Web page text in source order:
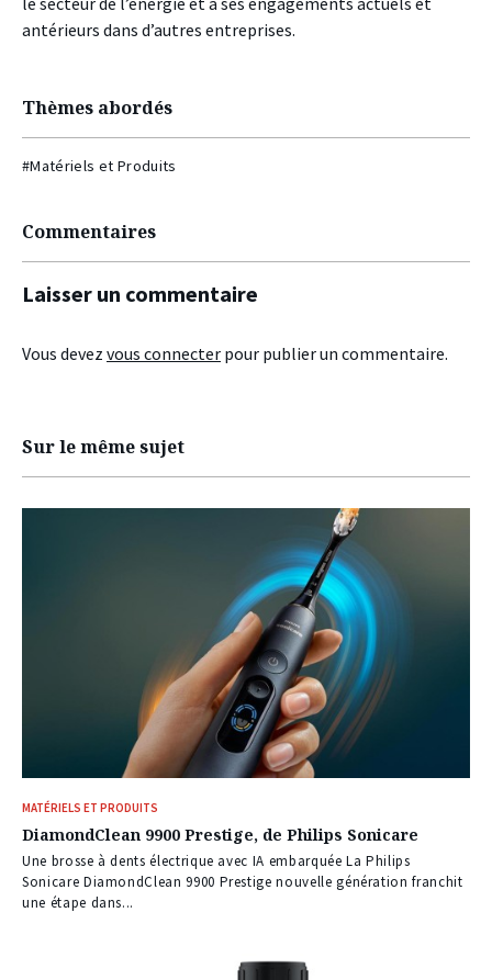
antérieurs dans d’autres entreprises.
Thèmes abordés
#Matériels et Produits
Commentaires
Laisser un commentaire
Vous devez vous connecter pour publier un commentaire.
Sur le même sujet
MATÉRIELS ET PRODUITS
DiamondClean 9900 Prestige, de Philips Sonicare
Une brosse à dents électrique avec IA embarquée La Philips
Sonicare DiamondClean 9900 Prestige nouvelle génération franchit
une étape dans...